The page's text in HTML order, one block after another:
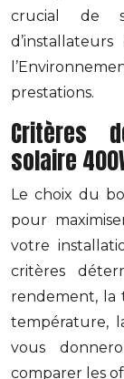
crucial de
prestations.
Critères
solaire
Le choix du
pour
votre
critères
rendement, la
température,
vous
comparer les